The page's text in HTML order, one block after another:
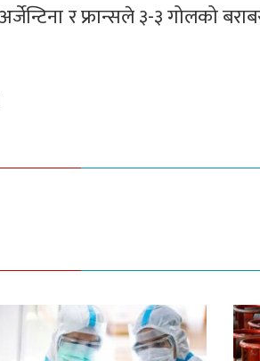
र फ्रान्सले ३-३ गोलको